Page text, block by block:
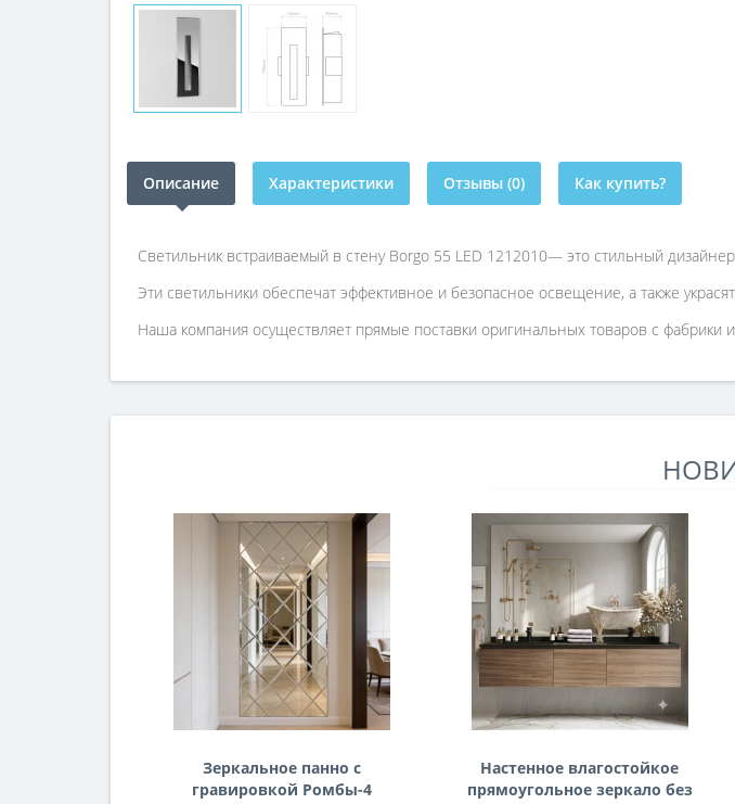
Описание Характеристики Отзывы (0) Как купить?
Светильник встраиваемый в стену Borgo 55 LED 1212010— это стильный
Эти светильники обеспечат эффективное и безопасное освещение, а также
Наша компания осуществляет прямые поставки оригинальных товаров с фабрики
Зеркальное панно с
гравировкой Ромбы-4
Настенное влагостойкое
прямоугольное зеркало без